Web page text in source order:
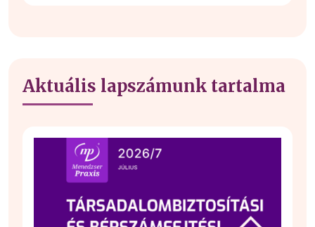
Aktuális lapszámunk tartalma